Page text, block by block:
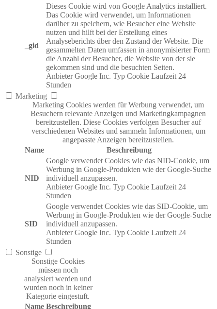
_gid
Dieses Cookie wird von Google Analytics installiert.
Das Cookie wird verwendet, um Informationen
darüber zu speichern, wie Besucher eine Website
nutzen und hilft bei der Erstellung eines
Analyseberichts über den Zustand der Website. Die
gesammelten Daten umfassen in anonymisierter Form
die Anzahl der Besucher, die Website von der sie
gekommen sind und die besuchten Seiten.
Anbieter Google Inc. Typ Cookie Laufzeit 24
Stunden
Marketing
Marketing Cookies werden für Werbung verwendet, um
Besuchern relevante Anzeigen und Marketingkampagnen
bereitzustellen. Diese Cookies verfolgen Besucher auf
verschiedenen Websites und sammeln Informationen, um
angepasste Anzeigen bereitzustellen.
Name
Beschreibung
NID
Google verwendet Cookies wie das NID-Cookie, um
Werbung in Google-Produkten wie der Google-Suche
individuell anzupassen.
Anbieter Google Inc. Typ Cookie Laufzeit 24
Stunden
SID
Google verwendet Cookies wie das SID-Cookie, um
Werbung in Google-Produkten wie der Google-Suche
individuell anzupassen.
Anbieter Google Inc. Typ Cookie Laufzeit 24
Stunden
Sonstige
Sonstige Cookies
müssen noch
analysiert werden und
wurden noch in keiner
Kategorie eingestuft.
Name Beschreibung